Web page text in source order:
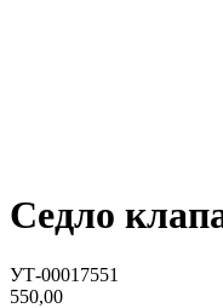
Седло
УТ-00017551
550,00